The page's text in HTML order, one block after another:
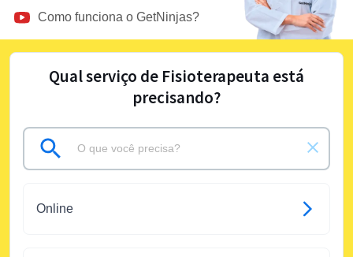
Como funciona o GetNinjas?
Qual serviço de Fisioterapeuta está
precisando?
Online